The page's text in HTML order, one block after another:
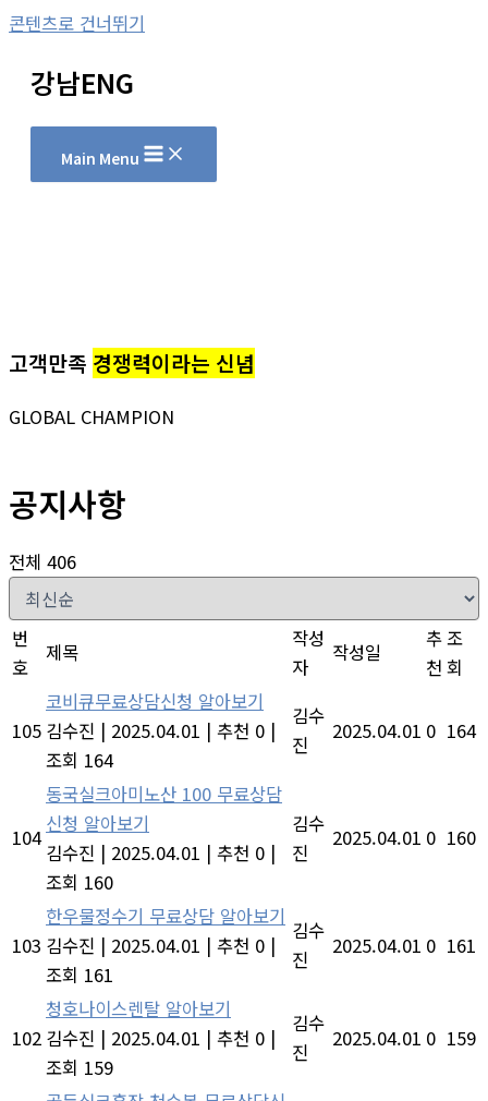
콘텐츠로 건너뛰기
강남ENG
Main Menu
고객만족 경쟁력이라는 신념
GLOBAL CHAMPION
공지사항
전체 406
번
호
제목
작성
자
작성일
추
천
조
회
105
코비큐무료상담신청 알아보기
김수진 | 2025.04.01 | 추천 0 |
조회 164
김수
진
2025.04.01 0 164
104
동국실크아미노산 100 무료상담
신청 알아보기
김수진 | 2025.04.01 | 추천 0 |
조회 160
김수
진
2025.04.01 0 160
103
한우물정수기 무료상담 알아보기
김수진 | 2025.04.01 | 추천 0 |
조회 161
김수
진
2025.04.01 0 161
102
청호나이스렌탈 알아보기
김수진 | 2025.04.01 | 추천 0 |
조회 159
김수
진
2025.04.01 0 159